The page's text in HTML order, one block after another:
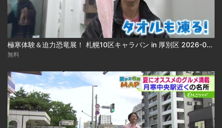
極寒体験＆迫力恐竜展！ 札幌10区キャラバン in 厚別区 2026-08-05
無料